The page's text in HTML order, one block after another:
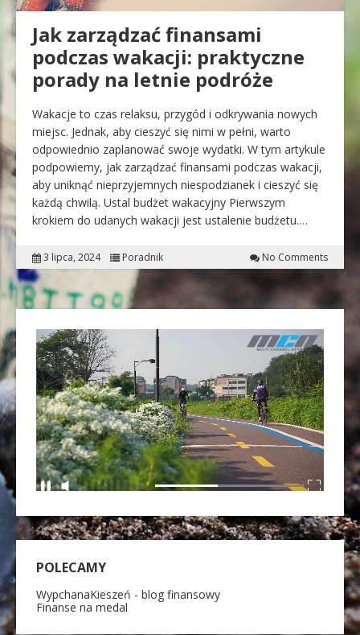
Jak zarządzać finansami
podczas wakacji: praktyczne
porady na letnie podróże
Wakacje to czas relaksu, przygód i odkrywania nowych
miejsc. Jednak, aby cieszyć się nimi w pełni, warto
odpowiednio zaplanować swoje wydatki. W tym artykule
podpowiemy, jak zarządzać finansami podczas wakacji,
aby uniknąć nieprzyjemnych niespodzianek i cieszyć się
każdą chwilą. Ustal budżet wakacyjny Pierwszym
krokiem do udanych wakacji jest ustalenie budżetu.…
3 lipca, 2024 Poradnik No Comments
POLECAMY
WypchanaKieszeń - blog finansowy
Finanse na medal